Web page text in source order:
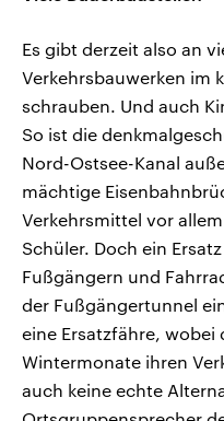
Es gibt derzeit also an
Verkehrsbauwerken im
schrauben. Und auch
So ist die
Nord-Ostsee-Kanal
mächtige
Verkehrsmittel vor
Schüler. Doch ein
Fußgängern und
der Fußgängertunnel
eine Ersatzfähre, wobei
Wintermonate ihren
auch keine echte